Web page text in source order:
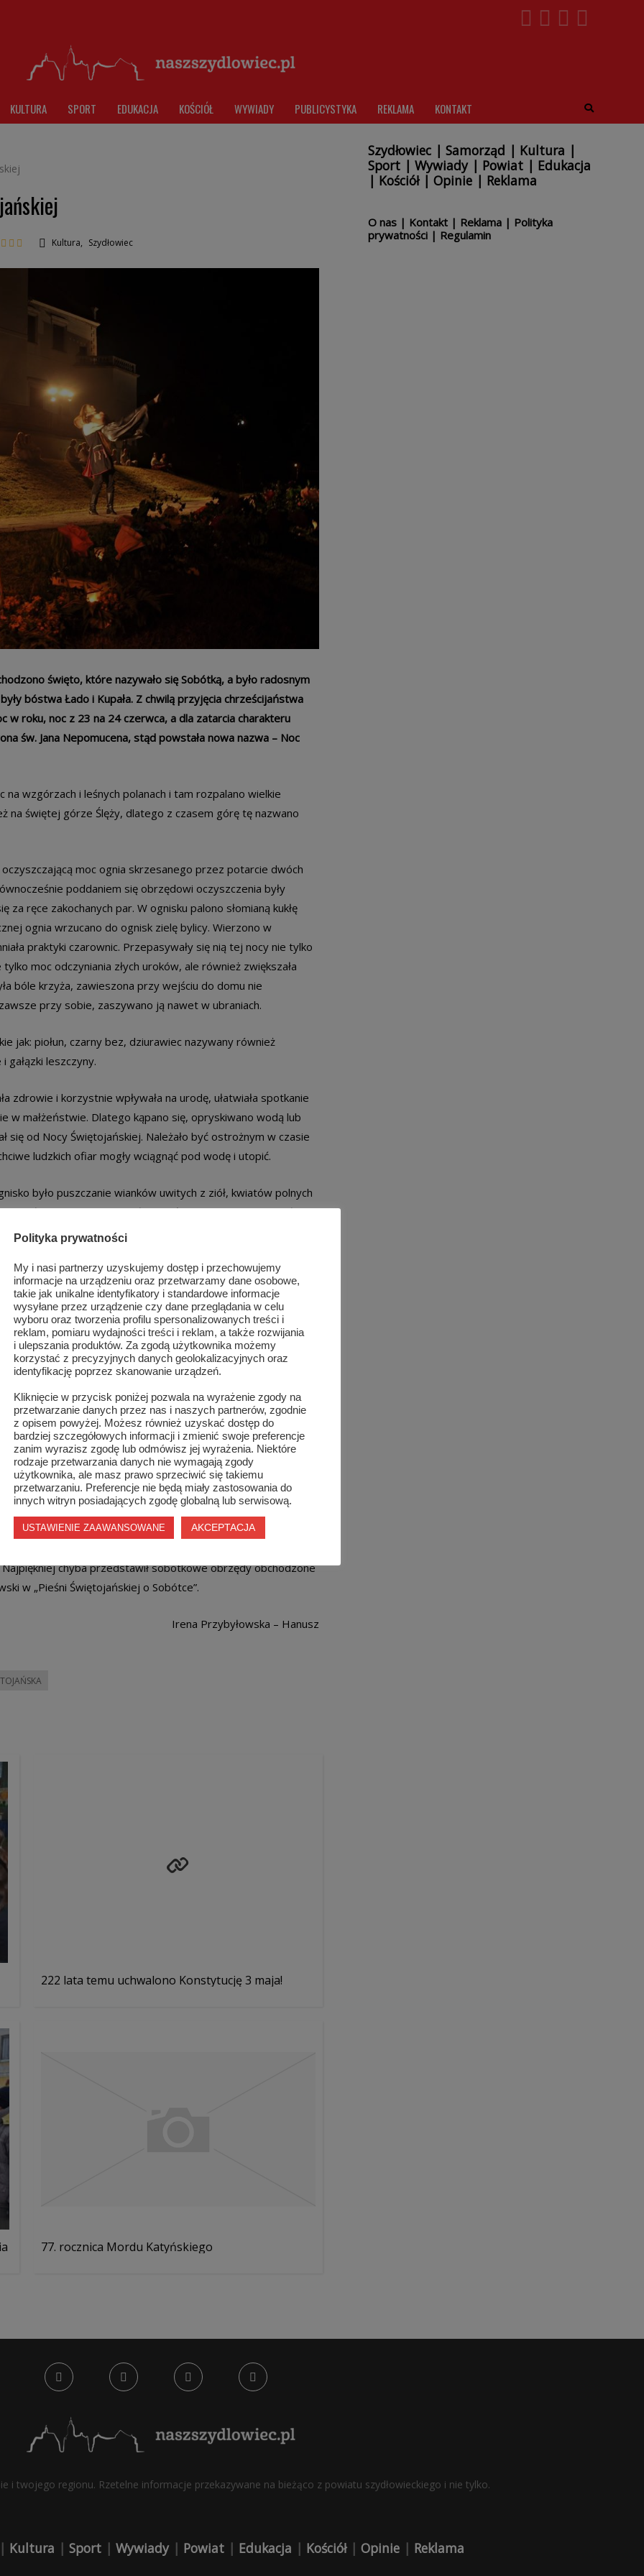
KULTURA SPORT EDUKACJA KOŚCIÓŁ WYWIADY PUBLICYSTYKA REKLAMA KONTAKT
Kultura, Szydłowiec
święto, które nazywało się Sobótką, a było radosnym
bóstwa Łado i Kupała. Z chwilą przyjęcia chrześcijaństwa
roku, noc z 23 na 24 czerwca, a dla zatarcia charakteru
św. Jana Nepomucena, stąd powstała nowa nazwa – Noc
wzgórzach i leśnych polanach i tam rozpalano wielkie
na świętej górze Ślęży, dlatego z czasem górę tę nazwano
moc ognia skrzesanego przez potarcie dwóch
poddaniem się obrzędowi oczyszczenia były
ręce zakochanych par. W ognisku palono słomianą kukłę
ognia wrzucano do ognisk zielę bylicy. Wierzono w
praktyki czarownic. Przepasywały się nią tej nocy nie tylko
moc odczyniania złych uroków, ale również zwiększała
bóle krzyża, zawieszona przy wejściu do domu nie
przy sobie, zaszywano ją nawet w ubraniach.
jak: piołun, czarny bez, dziurawiec nazywany również
gałązki leszczyny.
zdrowie i korzystnie wpływała na urodę, ułatwiała spotkanie
w małżeństwie. Dlatego kąpano się, opryskiwano wodą lub
się od Nocy Świętojańskiej. Należało być ostrożnym w czasie
ludzkich ofiar mogły wciągnąć pod wodę i utopić.
było puszczanie wianków uwitych z ziół, kwiatów polnych
zaopatrzone w płonące świeczki spuszczane były
wróżbą było, kiedy wianek spokojnie płynął, złą, jeśli
kochającą się parę, jeżeli zbliżały się do siebie,
zapowiadały rozstanie. Grały wiejskie kapele, tańczyły i
kwiat paproci, który zapewniał szczęście, bogactwo i
miejsce ukrytego skarbu. Korzystając z pretekstu,
udawały się na samotny spacer w ciemny las.
inspiracją dla wielu pisarzy np. Józefa Ignacego
chyba przedstawił sobótkowe obrzędy obchodzone
w „Pieśni Świętojańskiej o Sobótce”.
Irena Przybyłowska – Hanusz
222 lata temu uchwalono Konstytucję 3 maja!
77. rocznica Mordu Katyńskiego
Szydłowiec| Samorząd | Kultura |
Sport| Wywiady| Powiat| Edukacja
| Kościół| Opinie| Reklama
O nas| Kontakt| Reklama| Polityka
prywatności| Regulamin
i twojego regionu. Rzetelne informacje przekazywane na bieżąco z powiatu szydłowieckiego i nie tylko.
| Kultura | Sport | Wywiady| Powiat | Edukacja | Kościół| Opinie | Reklama
Polityka prywatności
My i nasi partnerzy uzyskujemy dostęp i przechowujemy
informacje na urządzeniu oraz przetwarzamy dane osobowe,
takie jak unikalne identyfikatory i standardowe informacje
wysyłane przez urządzenie czy dane przeglądania w celu
wyboru oraz tworzenia profilu spersonalizowanych treści i
reklam, pomiaru wydajności treści i reklam, a także rozwijania
i ulepszania produktów. Za zgodą użytkownika możemy
korzystać z precyzyjnych danych geolokalizacyjnych oraz
identyfikację poprzez skanowanie urządzeń.
Kliknięcie w przycisk poniżej pozwala na wyrażenie zgody na
przetwarzanie danych przez nas i naszych partnerów, zgodnie
z opisem powyżej. Możesz również uzyskać dostęp do
bardziej szczegółowych informacji i zmienić swoje preferencje
zanim wyrazisz zgodę lub odmówisz jej wyrażenia. Niektóre
rodzaje przetwarzania danych nie wymagają zgody
użytkownika, ale masz prawo sprzeciwić się takiemu
przetwarzaniu. Preferencje nie będą miały zastosowania do
innych witryn posiadających zgodę globalną lub serwisową.
USTAWIENIE ZAAWANSOWANE AKCEPTACJA